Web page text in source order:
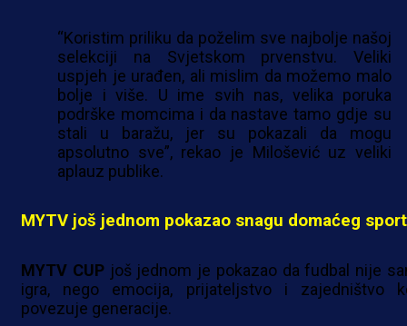
“Koristim priliku da poželim sve najbolje našoj
selekciji na Svjetskom prvenstvu. Veliki
uspjeh je urađen, ali mislim da možemo malo
bolje i više. U ime svih nas, velika poruka
podrške momcima i da nastave tamo gdje su
stali u baražu, jer su pokazali da mogu
apsolutno sve”, rekao je Milošević uz veliki
aplauz publike.
MYTV još jednom pokazao snagu domaćeg
MYTV CUPjoš jednom je pokazao da fudbal nije
igra, nego emocija, prijateljstvo i zajedništvo
povezuje generacije.